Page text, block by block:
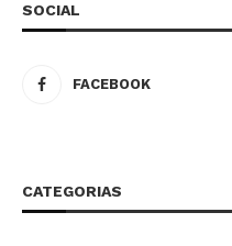
SOCIAL
FACEBOOK
CATEGORIAS